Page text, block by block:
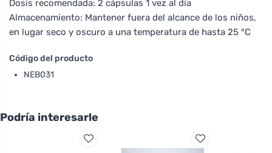
Dosis recomendada: 2 cápsulas 1 vez al día
Almacenamiento: Mantener fuera del alcance de los niños,
en lugar seco y oscuro a una temperatura de hasta 25 °C
Código del producto
NEB031
Podría interesarle